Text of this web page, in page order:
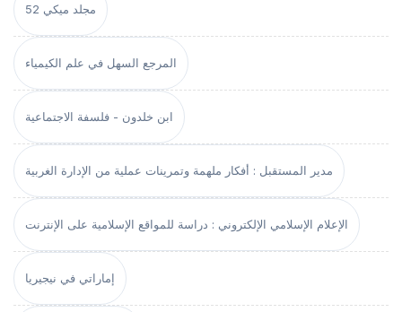
مجلد ميكي 52
المرجع السهل في علم الكيمياء
ابن خلدون - فلسفة الاجتماعية
مدير المستقبل : أفكار ملهمة وتمرينات عملية من الإدارة الغربية
الإعلام الإسلامي الإلكتروني : دراسة للمواقع الإسلامية على الإنترنت
إماراتي في نيجيريا